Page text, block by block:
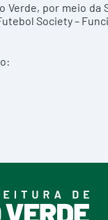
Verde, por meio
Society –